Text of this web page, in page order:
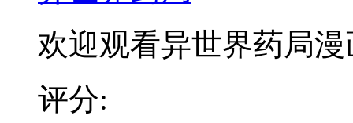
欢迎观看异世界药局漫
评分: